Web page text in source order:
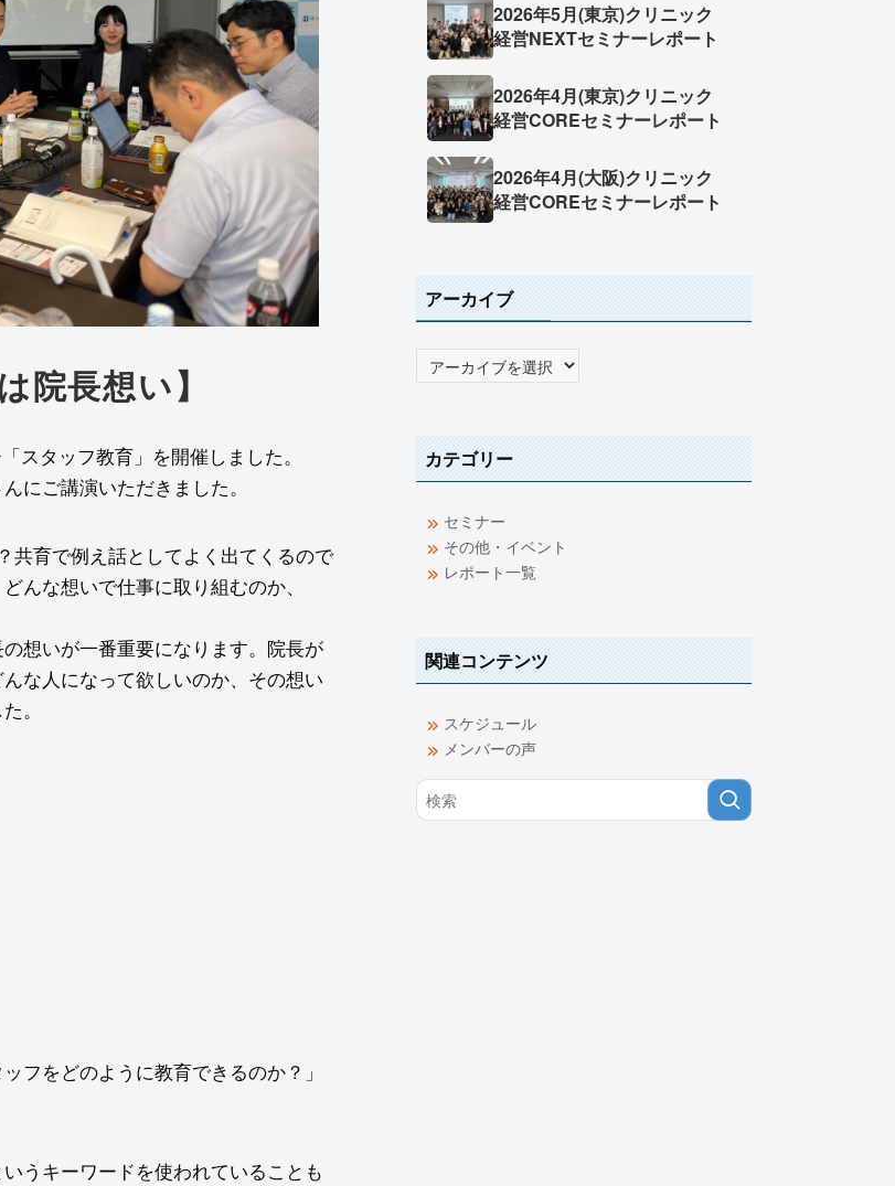
院長想い】
スタッフ教育」を開催しました。
にご講演いただきました。
共育で例え話としてよく出てくるので
んな想いで仕事に取り組むのか、
想いが一番重要になります。院長が
な人になって欲しいのか、その想い
。
フをどのように教育できるのか？」
うキーワードを使われていることも
2026年5月(東京)クリニック
経営NEXTセミナーレポート
2026年4月(東京)クリニック
経営COREセミナーレポート
2026年4月(大阪)クリニック
経営COREセミナーレポート
アーカイブ
カテゴリー
セミナー
その他・イベント
レポート一覧
関連コンテンツ
スケジュール
メンバーの声